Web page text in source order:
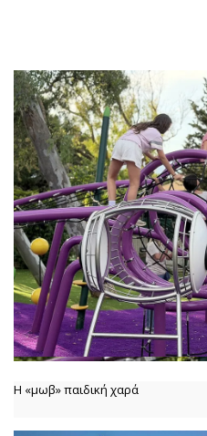
Η «μωβ» παιδική χαρά